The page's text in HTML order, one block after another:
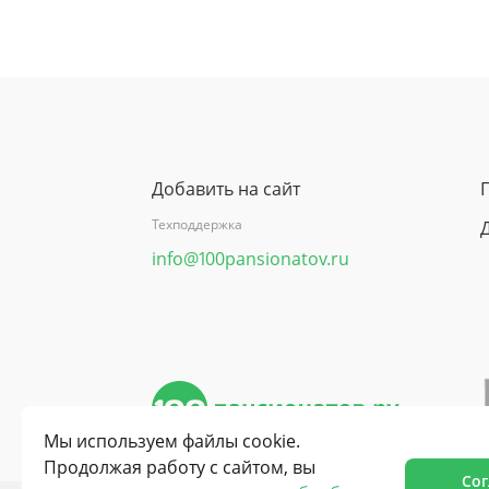
Добавить на сайт
Техподдержка
info@100pansionatov.ru
Мы используем файлы cookie.
Продолжая работу с сайтом, вы